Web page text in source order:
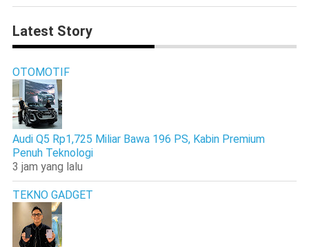
Latest Story
OTOMOTIF
Audi Q5 Rp1,725 Miliar Bawa 196 PS, Kabin Premium
Penuh Teknologi
3 jam yang lalu
TEKNO GADGET